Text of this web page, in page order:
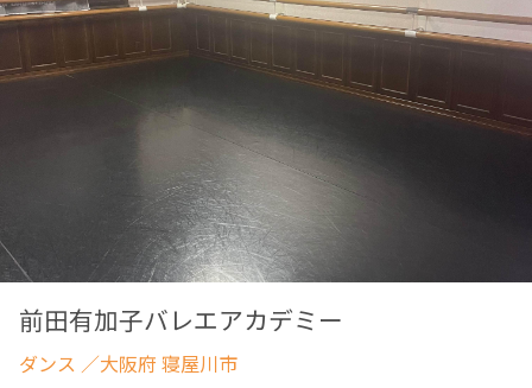
前田有加子バレエアカデミー
ダンス ／大阪府 寝屋川市